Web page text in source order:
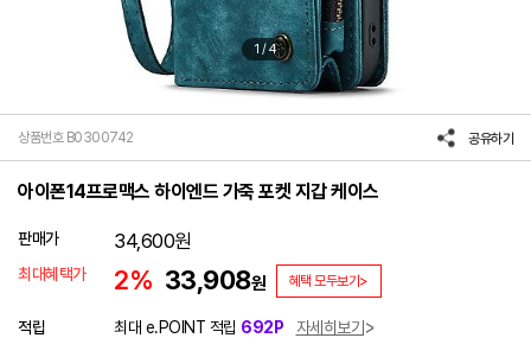
1 /4
상품번호 B0300742 공유하기
아이폰14프로맥스 하이엔드 가죽 포켓 지갑 케이스
판매가 34,600원
최대혜택가 2% 33,908원 혜택 모두보기>
적립 최대 e.POINT 적립 692P
자세히보기